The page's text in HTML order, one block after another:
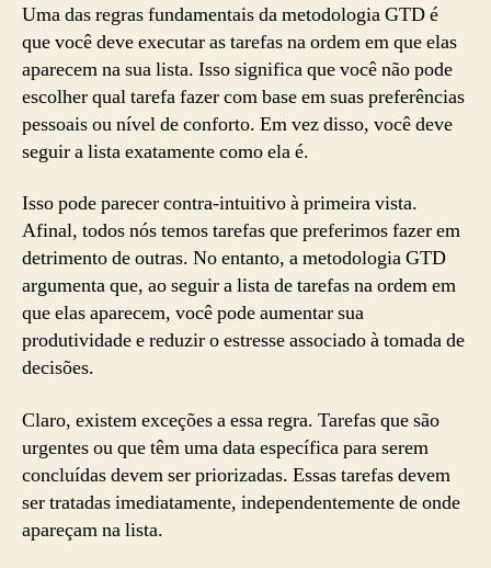
Uma das regras fundamentais da metodologia GTD é
que você deve executar as tarefas na ordem em que elas
aparecem na sua lista. Isso significa que você não pode
escolher qual tarefa fazer com base em suas preferências
pessoais ou nível de conforto. Em vez disso, você deve
seguir a lista exatamente como ela é.
Isso pode parecer contra-intuitivo à primeira vista.
Afinal, todos nós temos tarefas que preferimos fazer em
detrimento de outras. No entanto, a metodologia GTD
argumenta que, ao seguir a lista de tarefas na ordem em
que elas aparecem, você pode aumentar sua
produtividade e reduzir o estresse associado à tomada de
decisões.
Claro, existem exceções a essa regra. Tarefas que são
urgentes ou que têm uma data específica para serem
concluídas devem ser priorizadas. Essas tarefas devem
ser tratadas imediatamente, independentemente de onde
apareçam na lista.